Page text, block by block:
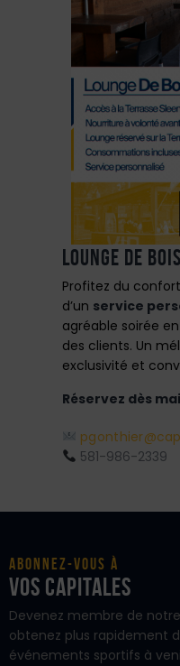
LOUNGE DE
Profitez du confort
d’un service
agréable soirée
des clients. Un
exclusivité et
Réservez dès
581-986-2339
Abonnez-vous à
vos Capitales
Devenez membre de
obtenez plus rapidement
événements sportifs à